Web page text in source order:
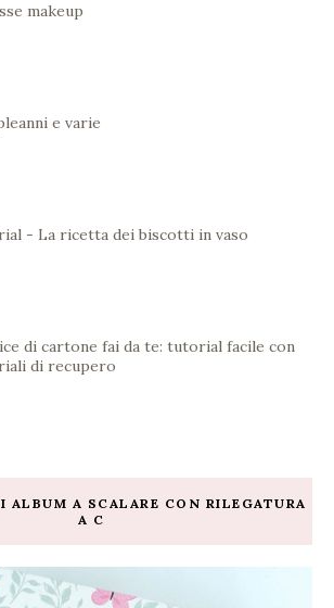
makeup
e varie
- La ricetta dei biscotti in vaso
di cartone fai da te: tutorial facile con
di recupero
A SCALARE CON RILEGATURA
A C